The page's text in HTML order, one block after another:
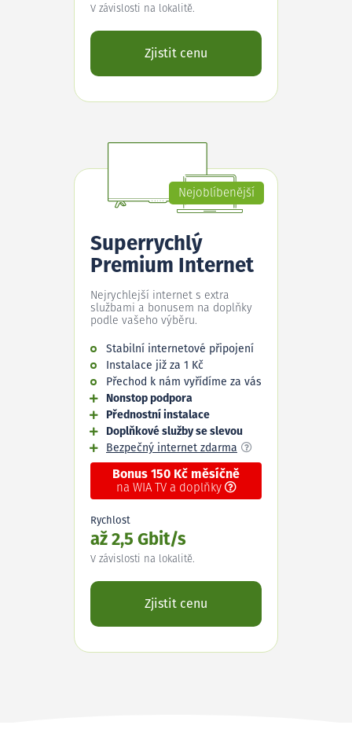
V závislosti na lokalitě.
Zjistit cenu
Nejoblíbenější
Superrychlý
Premium Internet
Nejrychlejší internet s extra
službami a bonusem na doplňky
podle vašeho výběru.
Stabilní internetové připojení
Instalace již za 1 Kč
Přechod k nám vyřídíme za vás
Nonstop podpora
Přednostní instalace
Doplňkové služby se slevou
Bezpečný internet zdarma
Bonus 150 Kč měsíčně
na WIA TV a doplňky
Rychlost
až 2,5 Gbit/s
V závislosti na lokalitě.
Zjistit cenu